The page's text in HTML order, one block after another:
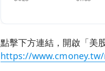
點擊下方連結，開啟「美
https://